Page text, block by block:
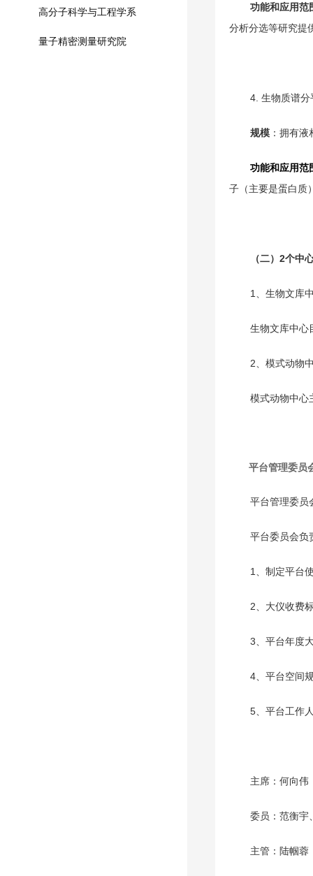
高分子科学与工程学系
量子精密测量研究院
功能和应用范
分析分选等研究提
4. 生物质谱
规模 ：拥有
功能和应用范
子（主要是蛋白质
（二） 2个中
1、生物文库
生物文库中心
2、模式动物
模式动物中心
平台管理委员
平台管理委员
平台委员会负
1、制定平台
2、大仪收费
3、平台年度
4、平台空间
5、平台工作
主席：何向伟
委员：范衡宇
主管：陆帼蓉